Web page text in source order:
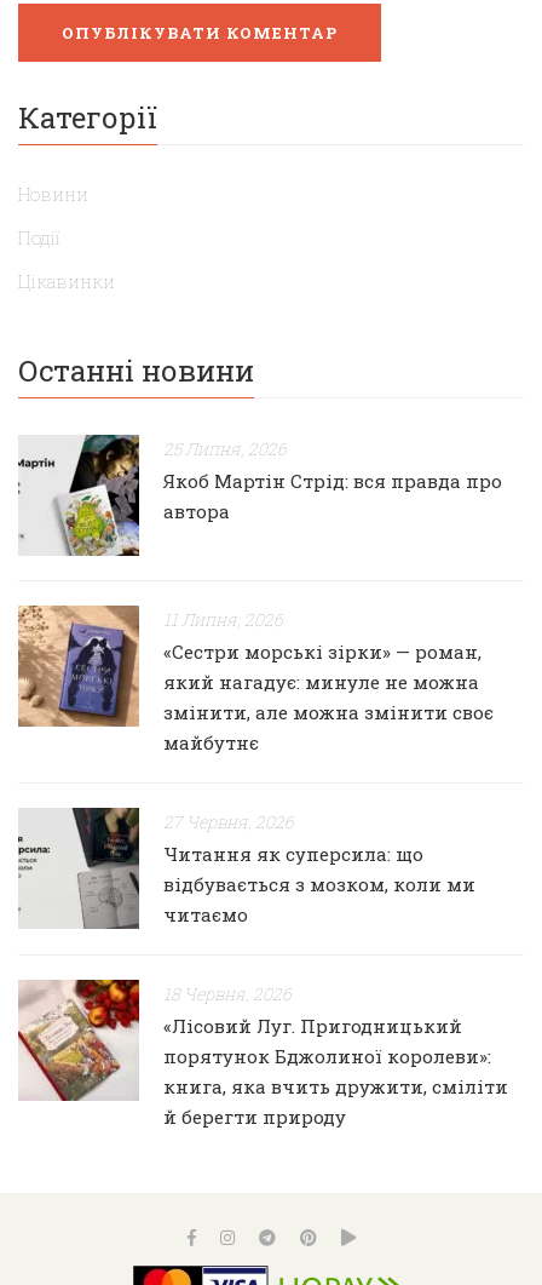
Категорії
Новини
Події
Цікавинки
Останні новини
25 Липня, 2026
Якоб Мартін Стрід: вся правда про
автора
11 Липня, 2026
«Сестри морські зірки» — роман,
який нагадує: минуле не можна
змінити, але можна змінити своє
майбутнє
27 Червня, 2026
Читання як суперсила: що
відбувається з мозком, коли ми
читаємо
18 Червня, 2026
«Лісовий Луг. Пригодницький
порятунок Бджолиної королеви»:
книга, яка вчить дружити, сміліти
й берегти природу